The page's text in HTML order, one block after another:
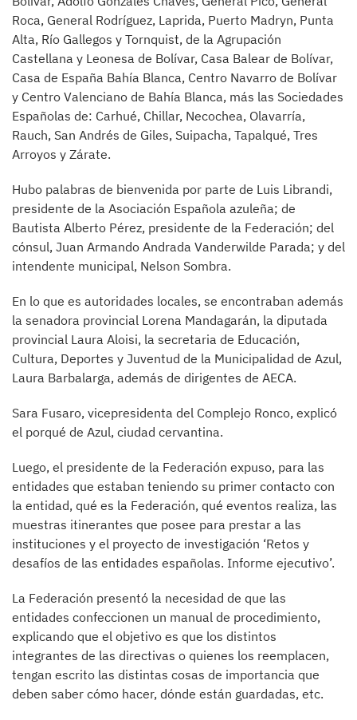
Roca, General Rodríguez, Laprida, Puerto Madryn, Punta
Alta, Río Gallegos y Tornquist, de la Agrupación
Castellana y Leonesa de Bolívar, Casa Balear de Bolívar,
Casa de España Bahía Blanca, Centro Navarro de Bolívar
y Centro Valenciano de Bahía Blanca, más las Sociedades
Españolas de: Carhué, Chillar, Necochea, Olavarría,
Rauch, San Andrés de Giles, Suipacha, Tapalqué, Tres
Arroyos y Zárate.
Hubo palabras de bienvenida por parte de Luis Librandi,
presidente de la Asociación Española azuleña; de
Bautista Alberto Pérez, presidente de la Federación; del
cónsul, Juan Armando Andrada Vanderwilde Parada; y del
intendente municipal, Nelson Sombra.
En lo que es autoridades locales, se encontraban además
la senadora provincial Lorena Mandagarán, la diputada
provincial Laura Aloisi, la secretaria de Educación,
Cultura, Deportes y Juventud de la Municipalidad de Azul,
Laura Barbalarga, además de dirigentes de AECA.
Sara Fusaro, vicepresidenta del Complejo Ronco, explicó
el porqué de Azul, ciudad cervantina.
Luego, el presidente de la Federación expuso, para las
entidades que estaban teniendo su primer contacto con
la entidad, qué es la Federación, qué eventos realiza, las
muestras itinerantes que posee para prestar a las
instituciones y el proyecto de investigación ‘Retos y
desafíos de las entidades españolas. Informe ejecutivo’.
La Federación presentó la necesidad de que las
entidades confeccionen un manual de procedimiento,
explicando que el objetivo es que los distintos
integrantes de las directivas o quienes los reemplacen,
tengan escrito las distintas cosas de importancia que
deben saber cómo hacer, dónde están guardadas, etc.